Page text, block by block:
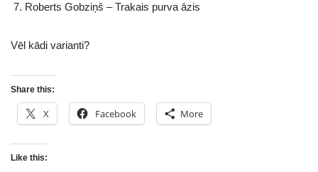
Roberts Gobziņš – Trakais purva āzis
Vēl kādi varianti?
Share this:
X Facebook More
Like this: